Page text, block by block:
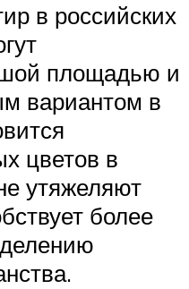
в российских
площадью и
вариантом в
цветов в
утяжеляют
более